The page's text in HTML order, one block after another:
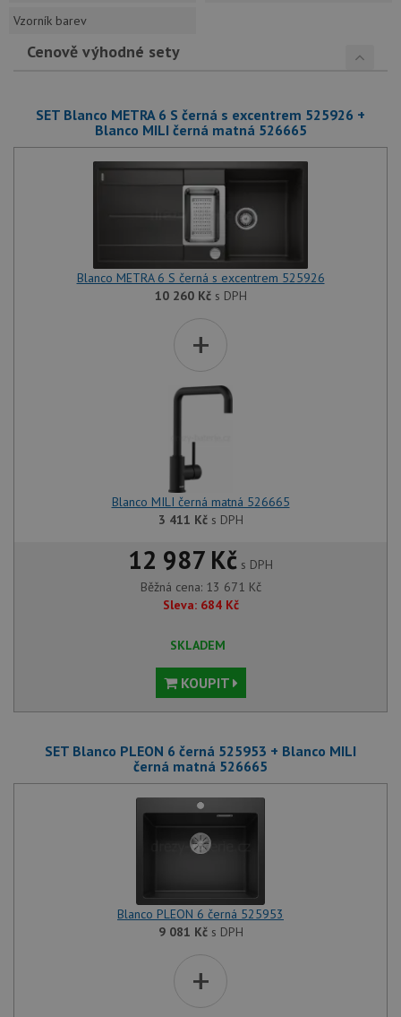
Vzorník barev
Cenově výhodné sety
SET Blanco METRA 6 S černá s excentrem 525926 +
Blanco MILI černá matná 526665
Blanco METRA 6 S černá s excentrem 525926
10 260 Kčs DPH
+
Blanco MILI černá matná 526665
3 411 Kčs DPH
12 987 Kč s DPH
Běžná cena: 13 671 Kč
Sleva: 684 Kč
SKLADEM
KOUPIT
SET Blanco PLEON 6 černá 525953 + Blanco MILI
černá matná 526665
Blanco PLEON 6 černá 525953
9 081 Kčs DPH
+